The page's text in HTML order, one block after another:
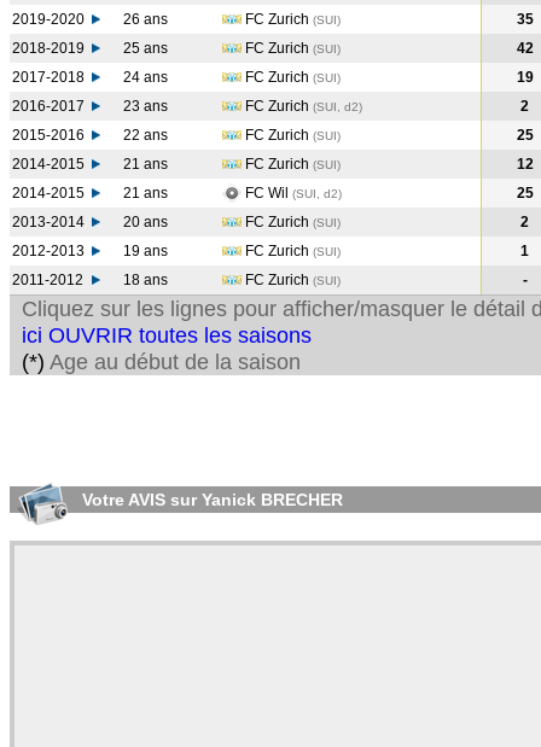
2019-2020
26 ans FC Zurich (SUI)
35
2018-2019
25 ans FC Zurich (SUI)
42
2017-2018
24 ans FC Zurich (SUI)
19
2016-2017
23 ans FC Zurich (SUI, d2)
2
2015-2016
22 ans FC Zurich (SUI)
25
2014-2015
21 ans FC Zurich (SUI)
12
2014-2015
21 ans FC Wil (SUI, d2)
25
2013-2014
20 ans FC Zurich (SUI)
2
2012-2013
19 ans FC Zurich (SUI)
1
2011-2012
18 ans FC Zurich (SUI) -
Cliquez sur les lignes pour afficher/masquer le détail
ici OUVRIR toutes les saisons
(*) Age au début de la saison
Votre AVIS sur Yanick BRECHER